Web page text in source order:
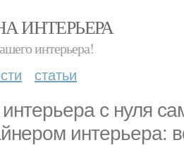
ИНТЕРЬЕРА
интерьера!
статьи
с нуля
интерьера: